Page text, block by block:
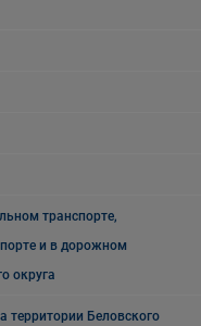
транспорте,
и в дорожном
округа
Беловского